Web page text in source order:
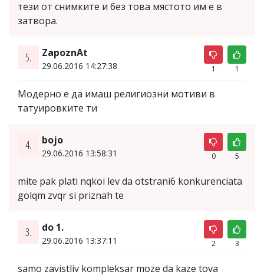
тези от снимките и без това мястото им е в
затвора.
5. ZapoznAt
29.06.2016 14:27:38 1 1
Модерно е да имаш религиозни мотиви в
татуировките ти
4. bojo
29.06.2016 13:58:31 0 5
mite pak plati nqkoi lev da otstrani6 konkurenciata
golqm zvqr si priznah te
3. do 1.
29.06.2016 13:37:11 2 3
samo zavistliv kompleksar moze da kaze tova